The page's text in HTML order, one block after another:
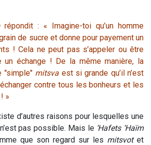
répondit : « Imagine-toi qu’un homme
de sucre et donne pour payement un
! Cela ne peut pas s’appeler ou être
un échange ! De la même manière, la
"simple" mitsva est si grande qu’il n’est
contre tous les bonheurs et les
»
d’autres raisons pour lesquelles une
pas possible. Mais le ‘Hafets ‘Haïm
que son regard sur les mitsvotet